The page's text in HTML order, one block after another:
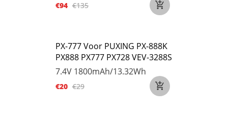
€94 €135
PX-777 Voor PUXING PX-888K
PX888 PX777 PX728 VEV-3288S
7.4V 1800mAh/13.32Wh
€20 €29